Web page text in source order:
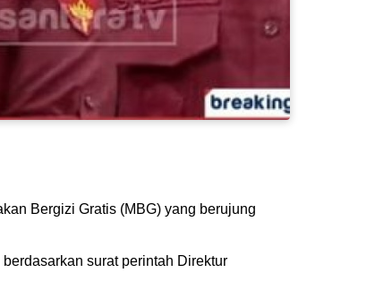
Bergizi Gratis (MBG) yang berujung
surat perintah Direktur